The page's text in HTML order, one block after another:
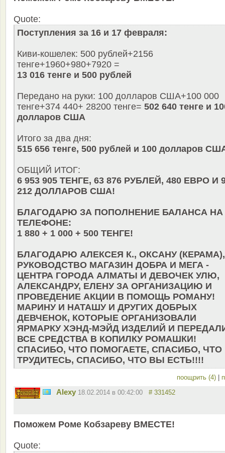
Quote:
Поступления за 16 и 17 февраля:
Киви-кошелек: 500 рублей+2156
тенге+1960+980+7920 =
13 016 тенге и 500 рублей
Передано на руки: 100 долларов США+100 000
тенге+374 440+ 28200 тенге= 502 640 тенге и
долларов США
Итого за два дня:
515 656 тенге, 500 рублей и 100 долларов
ОБЩИЙ ИТОГ:
6 953 905 ТЕНГЕ, 63 876 РУБЛЕЙ, 480 ЕВРО И
212 ДОЛЛАРОВ США!
БЛАГОДАРЮ ЗА ПОПОЛНЕНИЕ БАЛАНСА НА
ТЕЛЕФОНЕ:
1 880 + 1 000 + 500 ТЕНГЕ!
БЛАГОДАРЮ АЛЕКСЕЯ К., ОКСАНУ (КЕРАМА),
РУКОВОДСТВО МАГАЗИН ДОБРА И МЕГА -
ЦЕНТРА ГОРОДА АЛМАТЫ И ДЕВОЧЕК УЛЮ,
АЛЕКСАНДРУ, ЕЛЕНУ ЗА ОРГАНИЗАЦИЮ И
ПРОВЕДЕНИЕ АКЦИИ В ПОМОЩЬ РОМАНУ!
МАРИНУ И НАТАШУ И ДРУГИХ ДОБРЫХ
ДЕВЧЕНОК, КОТОРЫЕ ОРГАНИЗОВАЛИ
ЯРМАРКУ ХЭНД-МЭЙД ИЗДЕЛИЙ И
ВСЕ СРЕДСТВА В КОПИЛКУ РОМАШКИ!
СПАСИБО, ЧТО ПОМОГАЕТЕ, СПАСИБО, ЧТО
ТРУДИТЕСЬ, СПАСИБО, ЧТО ВЫ ЕСТЬ!!!!
поощрить (4) |
Alexy 18.02.2014 в 00:42:00 # 331452
Поможем Роме Кобзареву ВМЕСТЕ!
Quote: